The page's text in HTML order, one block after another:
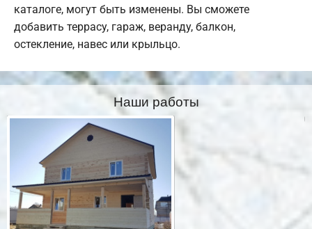
каталоге, могут быть изменены. Вы сможете
добавить террасу, гараж, веранду, балкон,
остекление, навес или крыльцо.
Наши работы